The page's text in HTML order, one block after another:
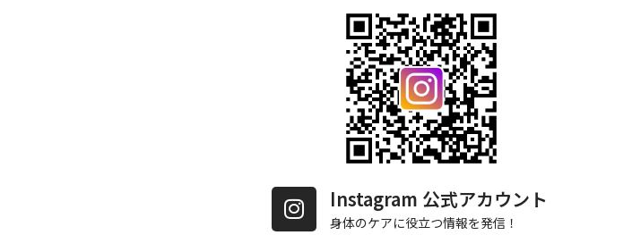
Instagram 公式アカウント
身体のケアに役立つ情報を発信！